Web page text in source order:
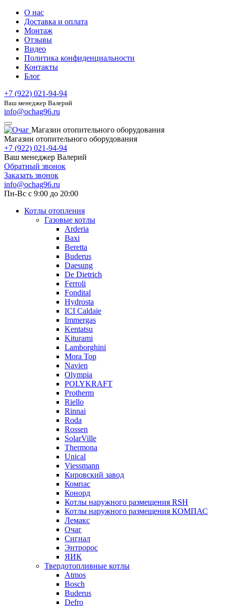
О нас
Доставка и оплата
Монтаж
Отзывы
Видео
Политика конфиденциальности
Контакты
Блог
+7 (922) 021-94-94
Ваш менеджер Валерий
info@ochag96.ru
Магазин отопительного оборудования
Магазин отопительного оборудования
+7 (922) 021-94-94
Ваш менеджер Валерий
Обратный звонок
Заказать звонок
info@ochag96.ru
Пн-Вс с 9:00 до 20:00
Котлы отопления
Газовые котлы
Arderia
Baxi
Beretta
Buderus
Daesung
De Dietrich
Ferroli
Fondital
Hydrosta
ICI Caldaie
Immergas
Kentatsu
Kiturami
Lamborghini
Mora Top
Navien
Olympia
POLYKRAFT
Protherm
Riello
Rinnai
Roda
Rossen
SolarVille
Thermona
Unical
Viessmann
Кировский завод
Компас
Конорд
Котлы наружного размещения RSH
Котлы наружного размещения КОМПАС
Лемакс
Очаг
Сигнал
Энтророс
ЯИК
Твердотопливные котлы
Atmos
Bosch
Buderus
Defro